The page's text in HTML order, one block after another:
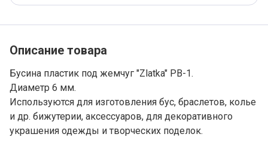
Описание товара
Бусина пластик под жемчуг "Zlatka" PB-1.
Диаметр 6 мм.
Используются для изготовления бус, браслетов, колье
и др. бижутерии, аксессуаров, для декоративного
украшения одежды и творческих поделок.